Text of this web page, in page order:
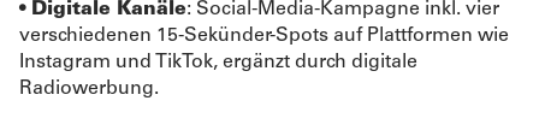
• Digitale Kanäle: Social-Media-Kampagne inkl. vier
verschiedenen 15-Sekünder-Spots auf Plattformen wie
Instagram und TikTok, ergänzt durch digitale
Radiowerbung.